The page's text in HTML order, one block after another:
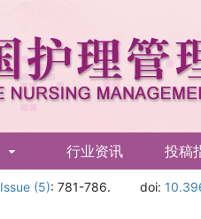
行业资讯 投稿
Issue (5): 781-786. doi: